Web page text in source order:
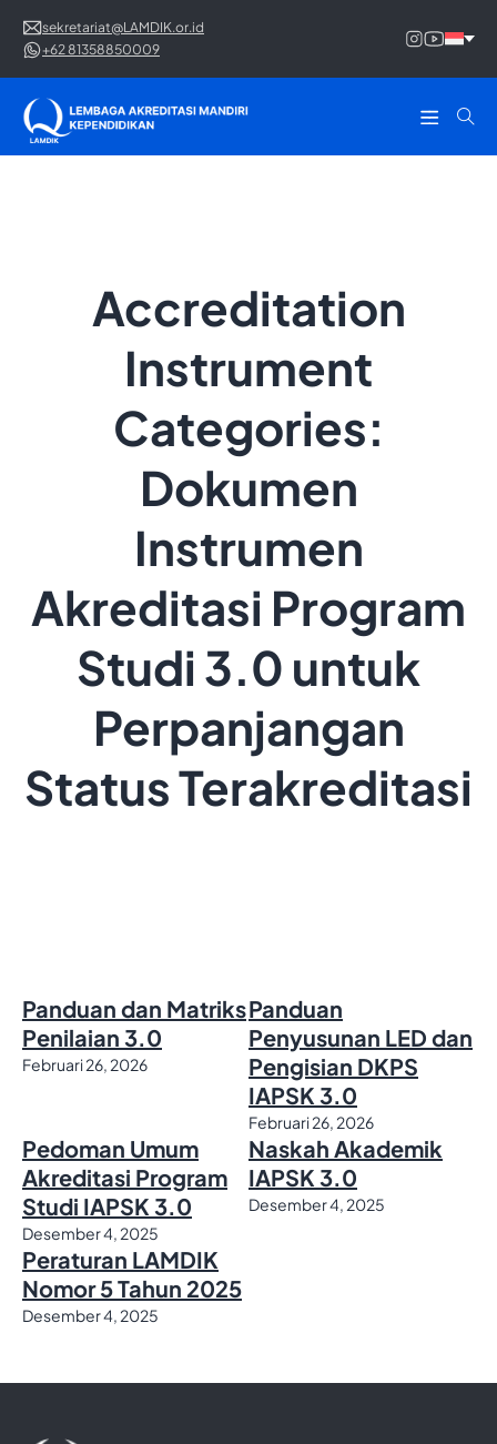
sekretariat@LAMDIK.or.id
+62 81358850009
Accreditation
Instrument
Categories:
Dokumen
Instrumen
Akreditasi Program
Studi 3.0 untuk
Perpanjangan
Status Terakreditasi
Panduan dan Matriks
Penilaian 3.0
Februari 26, 2026
Panduan
Penyusunan LED dan
Pengisian DKPS
IAPSK 3.0
Februari 26, 2026
Pedoman Umum
Akreditasi Program
Studi IAPSK 3.0
Desember 4, 2025
Naskah Akademik
IAPSK 3.0
Desember 4, 2025
Peraturan LAMDIK
Nomor 5 Tahun 2025
Desember 4, 2025